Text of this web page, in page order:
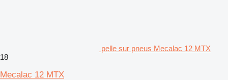
pelle sur pneus Mecalac 12 MTX
18
Mecalac 12 MTX